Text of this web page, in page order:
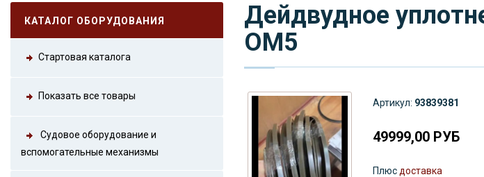
КАТАЛОГ ОБОРУДОВАНИЯ
Стартовая каталога
Показать все товары
Судовое оборудование и
вспомогательные механизмы
Дейдвудное
ОМ5
Артикул: 93839381
49999,00 РУБ
Плюс доставка